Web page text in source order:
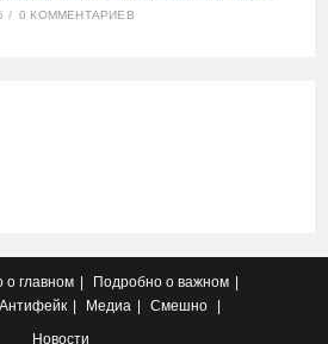
/ 0 КОММЕНТАРИЕВ
о главном
Подробно о важном
Антифейк Медиа
Смешно
Новости